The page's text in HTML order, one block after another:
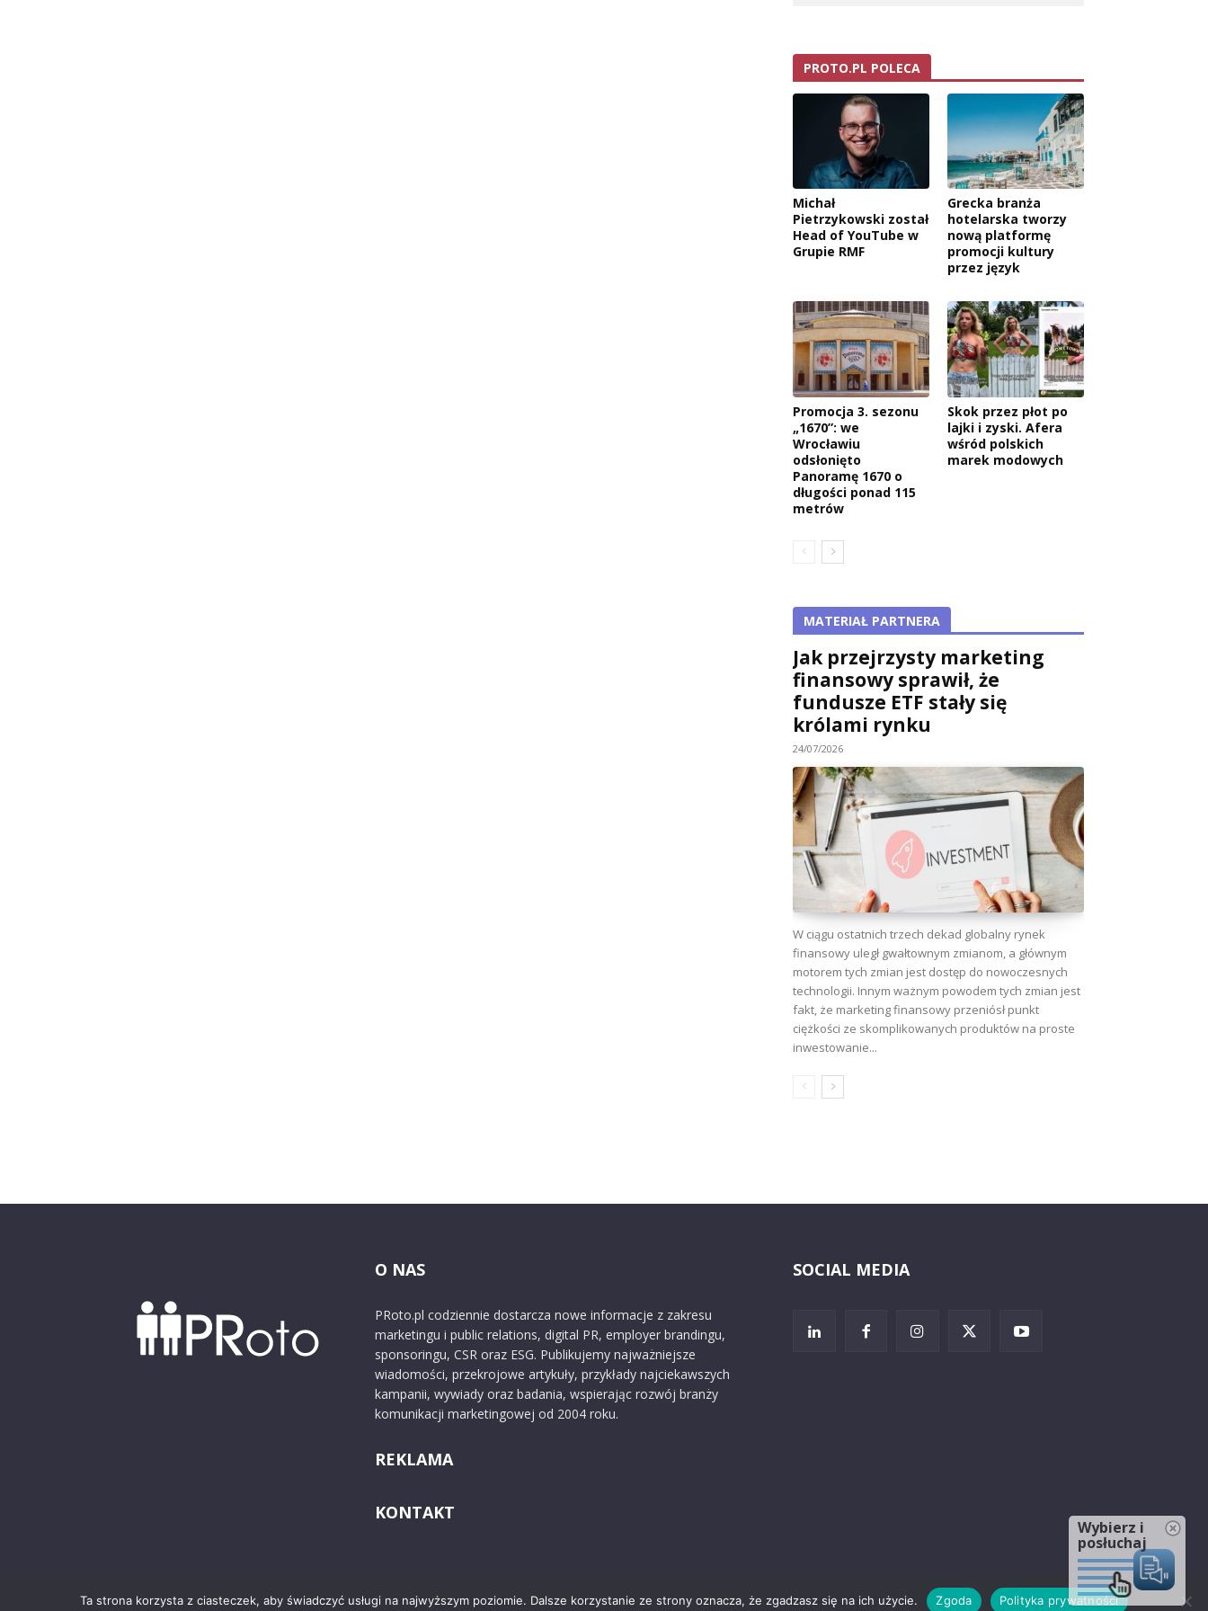
PROTO.PL POLECA
Michał
Pietrzykowski został
Head of YouTube w
Grupie RMF
Grecka branża
hotelarska tworzy
nową platformę
promocji kultury
przez język
Promocja 3. sezonu
„1670”: we
Wrocławiu
odsłonięto
Panoramę 1670 o
długości ponad 115
metrów
Skok przez płot po
lajki i zyski. Afera
wśród polskich
marek modowych
MATERIAŁ PARTNERA
Jak przejrzysty marketing
finansowy sprawił, że
fundusze ETF stały się
królami rynku
24/07/2026
W ciągu ostatnich trzech dekad globalny rynek
finansowy uległ gwałtownym zmianom, a głównym
motorem tych zmian jest dostęp do nowoczesnych
technologii. Innym ważnym powodem tych zmian jest
fakt, że marketing finansowy przeniósł punkt
ciężkości ze skomplikowanych produktów na proste
inwestowanie...
O NAS
PRoto.pl codziennie dostarcza nowe informacje z zakresu
marketingu i public relations, digital PR, employer brandingu,
sponsoringu, CSR oraz ESG. Publikujemy najważniejsze
wiadomości, przekrojowe artykuły, przykłady najciekawszych
kampanii, wywiady oraz badania, wspierając rozwój branży
komunikacji marketingowej od 2004 roku.
REKLAMA
KONTAKT
SOCIAL MEDIA
Ta strona korzysta z ciasteczek, aby świadczyć usługi na najwyższym poziomie. Dalsze korzystanie ze strony oznacza, że zgadzasz się na ich użycie. Zgoda Polityka prywatności
Wybierz i
posłuchaj